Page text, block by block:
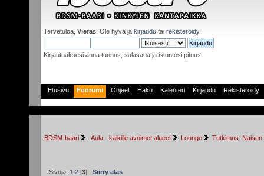
Tervetuloa, Vieras . Ole hyvä ja kirjaudu tai rekisteröidy.
Kirjautuaksesi anna tunnus, salasana ja istuntosi pituus
Etusivu Foorumi Ohjeet Haku Kalenteri Kirjaudu Rekisteröidy
BDSM-baari Aula - kaikille avoimet alueet Lounge Tutkimus: Naisen
Sivuja: 1 2[3] Siirry alas